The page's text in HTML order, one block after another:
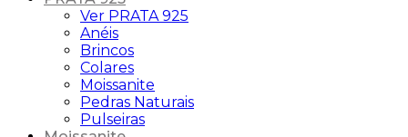
Ver PRATA 925
Anéis
Brincos
Colares
Moissanite
Pedras Naturais
Pulseiras